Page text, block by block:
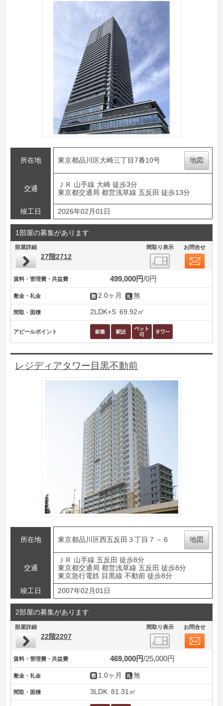
所在地 東京都品川区大崎三丁目7番10号 地図
交通
ＪＲ 山手線 大崎 徒歩3分
東京都交通局 都営浅草線 五反田 徒歩13分
竣工日 2026年02月01日
1部屋の募集があります
部屋詳細 間取り表示 お問合せ
27階2712
賃料・管理費・共益費 499,000円 0円
敷金・礼金 2.0ヶ月 無
間取・面積 2LDK+S 69.92㎡
アピールポイント
レジディアタワー目黒不動前
所在地 東京都品川区西五反田３丁目７－６ 地図
交通
ＪＲ 山手線 五反田 徒歩8分
東京都交通局 都営浅草線 五反田 徒歩8分
東京急行電鉄 目黒線 不動前 徒歩8分
竣工日
2007年02月01日
2部屋の募集があります
部屋詳細 間取り表示 お問合せ
22階2207
賃料・管理費・共益費 469,000円 25,000円
敷金・礼金 1.0ヶ月 無
間取・面積 3LDK 81.31㎡